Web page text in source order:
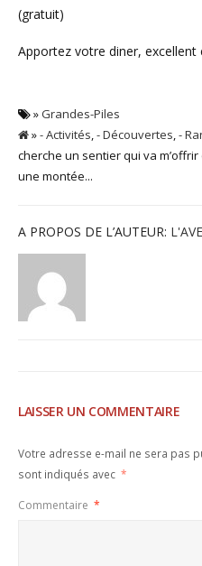
(gratuit)
Apportez votre diner,
»Grandes-Piles
»- Activités,- Découvertes,-
cherche un sentier qui va
une montée...
A PROPOS DE L’AUTEUR:
LAISSER UN COMMENTAIRE
Votre adresse e-mail ne sera pas
sont indiqués avec *
Commentaire *